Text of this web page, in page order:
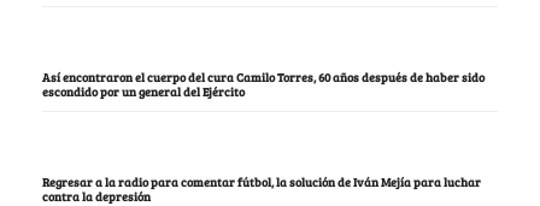
Así encontraron el cuerpo del cura Camilo Torres, 60 años después de haber sido
escondido por un general del Ejército
Regresar a la radio para comentar fútbol, la solución de Iván Mejía para luchar
contra la depresión